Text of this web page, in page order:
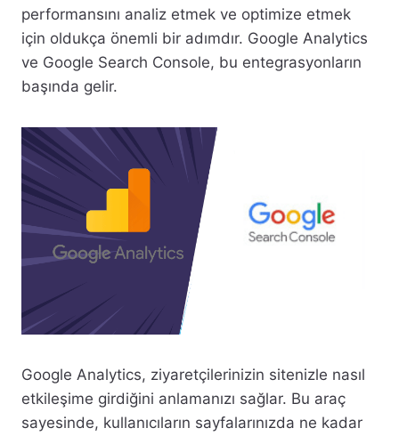
performansını analiz etmek ve optimize etmek
için oldukça önemli bir adımdır. Google Analytics
ve Google Search Console, bu entegrasyonların
başında gelir.
Google Analytics, ziyaretçilerinizin sitenizle nasıl
etkileşime girdiğini anlamanızı sağlar. Bu araç
sayesinde, kullanıcıların sayfalarınızda ne kadar